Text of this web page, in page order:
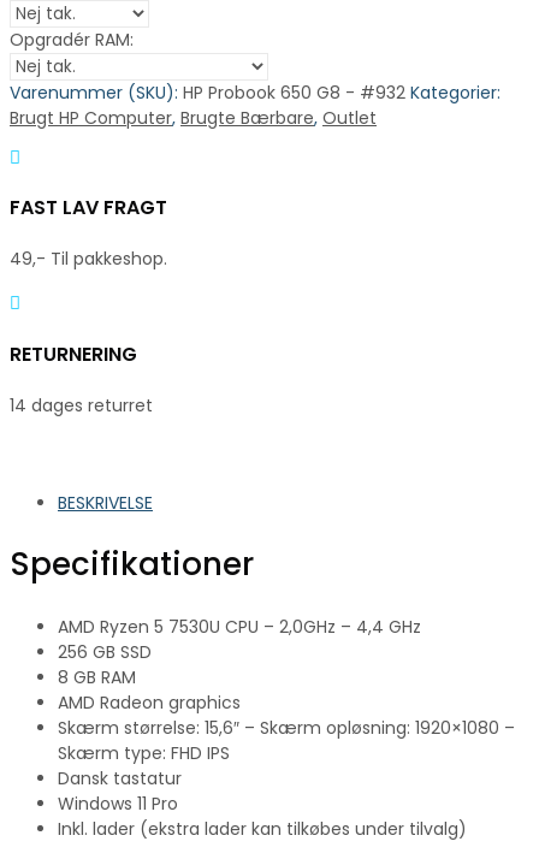
Opgradér RAM:
Varenummer (SKU): HP Probook 650 G8 - #932 Kategorier:
Brugt HP Computer, Brugte Bærbare, Outlet
FAST LAV FRAGT
49,- Til pakkeshop.
RETURNERING
14 dages returret
BESKRIVELSE
Specifikationer
AMD Ryzen 5 7530U CPU – 2,0GHz – 4,4 GHz
256 GB SSD
8 GB RAM
AMD Radeon graphics
Skærm størrelse: 15,6″ – Skærm opløsning: 1920×1080 –
Skærm type: FHD IPS
Dansk tastatur
Windows 11 Pro
Inkl. lader (ekstra lader kan tilkøbes under tilvalg)